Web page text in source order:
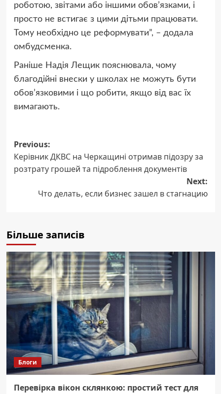
роботою, звітами або іншими обов’язками, і
просто не встигає з цими дітьми працювати.
Тому необхідно це реформувати”, – додала
омбудсменка.
Раніше Надія Лещик пояснювала, чому
благодійні внески у школах не можуть бути
обов’язковими і що робити, якщо від вас їх
вимагають.
Post
navigation
Previous:
Керівник ДКВС на Черкащині отримав підозру за
розтрату грошей та підроблення документів
Next:
Что делать, если бизнес зашел в стагнацию
Більше записів
Блоги
Перевірка вікон склянкою: простий тест для